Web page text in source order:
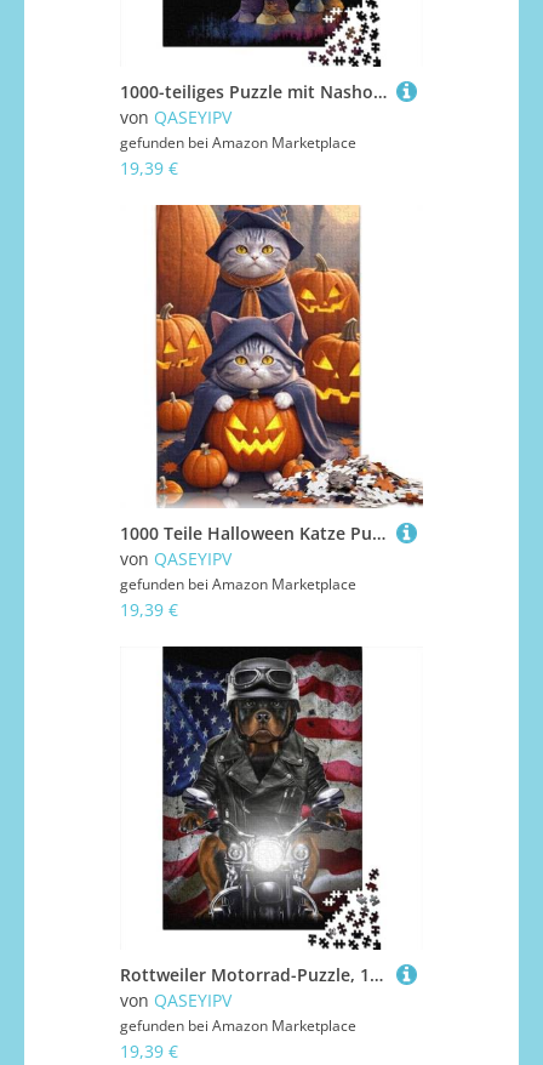
1000-teiliges Puzzle mit Nashorn, für Erwachsene, Jugendliche, Männer und Frauen, 38 x 26 cm
von QASEYIPV
gefunden bei Amazon Marketplace
19,39 €
1000 Teile Halloween Katze Puzzle Erwachsene Halloween Geschenk Puzzle Puzzle Lernspielzeug 1000 Teile (38x26cm)
von QASEYIPV
gefunden bei Amazon Marketplace
19,39 €
Rottweiler Motorrad-Puzzle, 1000 Teile, für Erwachsene und Jugendliche ab 12 Jahren, Geschenke für Heiligabend, 1000 Teile (38 x 26 cm)
von QASEYIPV
gefunden bei Amazon Marketplace
19,39 €